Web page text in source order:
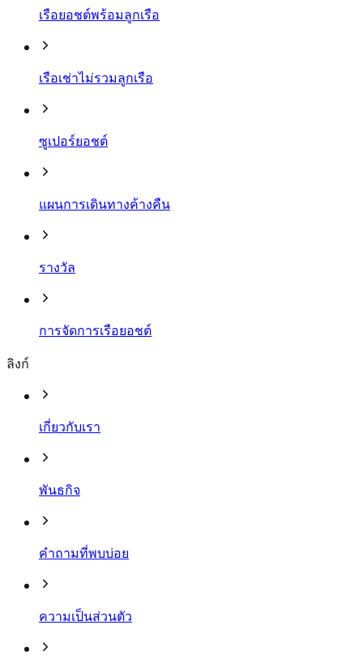
เรือยอชต์พร้อมลูกเรือ
เรือเช่าไม่รวมลูกเรือ
ซูเปอร์ยอชต์
แผนการเดินทางค้างคืน
รางวัล
การจัดการเรือยอชต์
ลิงก์
เกี่ยวกับเรา
พันธกิจ
คำถามที่พบบ่อย
ความเป็นส่วนตัว